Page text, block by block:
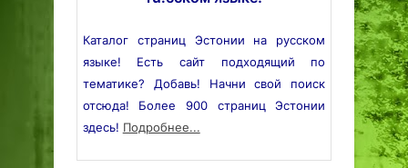
Каталог страниц Эстонии на русском
языке! Есть сайт подходящий по
тематике? Добавь! Начни свой поиск
отсюда! Более 900 страниц Эстонии
здесь! Подробнее...